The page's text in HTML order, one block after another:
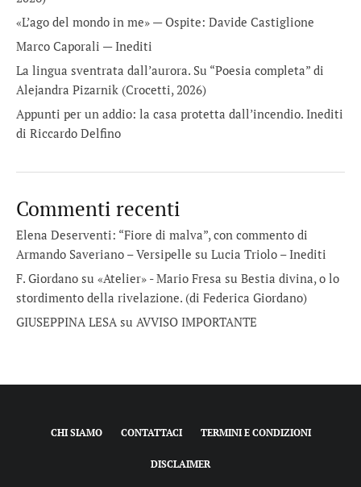
«L’ago del mondo in me» — Ospite: Davide Castiglione
Marco Caporali — Inediti
La lingua sventrata dall’aurora. Su “Poesia completa” di
Alejandra Pizarnik (Crocetti, 2026)
Appunti per un addio: la casa protetta dall’incendio. Inediti
di Riccardo Delfino
Commenti recenti
Elena Deserventi: “Fiore di malva”, con commento di
Armando Saveriano – Versipelle su Lucia Triolo – Inediti
F. Giordano su «Atelier» - Mario Fresa su Bestia divina, o lo
stordimento della rivelazione. (di Federica Giordano)
GIUSEPPINA LESA su AVVISO IMPORTANTE
CHI SIAMO CONTATTACI TERMINI E CONDIZIONI
DISCLAIMER